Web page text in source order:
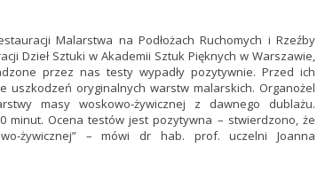
Malarstwa na Podłożach Ruchomych i Rzeźby
Dzieł Sztuki w Akademii Sztuk Pięknych w Warszawie,
przez nas testy wypadły pozytywnie. Przed ich
oryginalnych warstw malarskich. Organożel
masy woskowo-żywicznej z dawnego dublażu.
Ocena testów jest pozytywna – stwierdzono, że
żywicznej” – mówi dr hab. prof. uczelni Joanna